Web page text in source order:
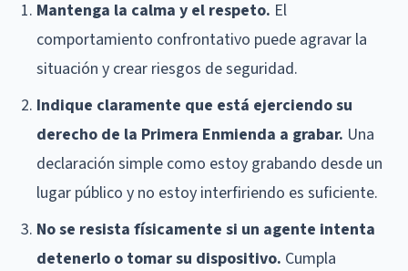
Mantenga la calma y el respeto. El
comportamiento confrontativo puede agravar la
situación y crear riesgos de seguridad.
Indique claramente que está ejerciendo su
derecho de la Primera Enmienda a grabar. Una
declaración simple como estoy grabando desde un
lugar público y no estoy interfiriendo es suficiente.
No se resista físicamente si un agente intenta
detenerlo o tomar su dispositivo. Cumpla